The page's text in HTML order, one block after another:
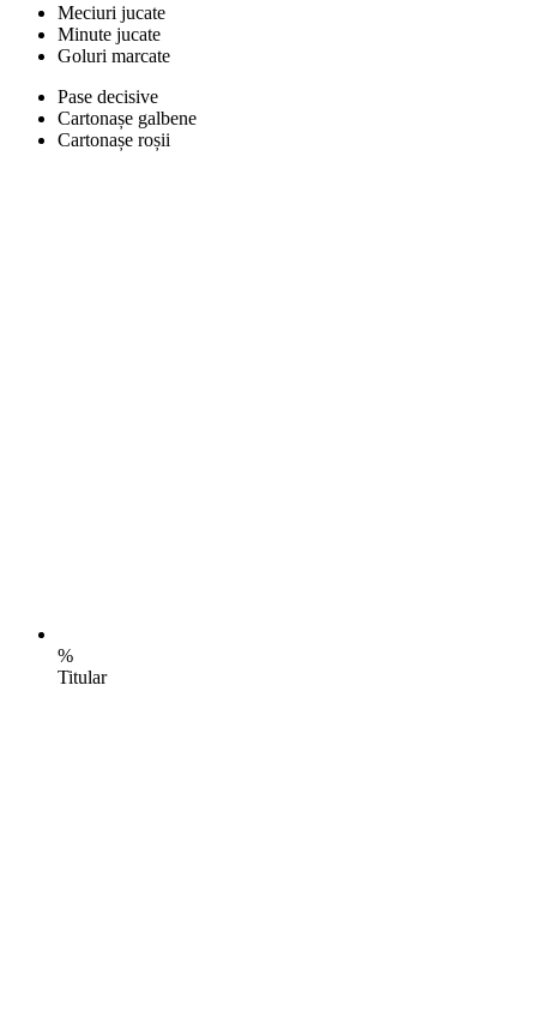
Meciuri jucate
Minute jucate
Goluri marcate
Pase decisive
Cartonașe galbene
Cartonașe roșii
%
Titular